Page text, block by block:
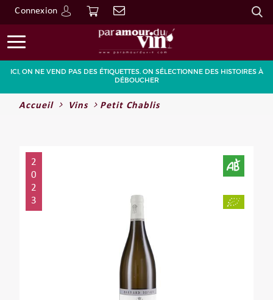
Connexion
Go
ICI, ON NE VEND PAS DES ÉTIQUETTES. ON SÉLECTIONNE DES HISTOIRES À
DÉBOUCHER
Accueil Vins Petit Chablis
2
0
2
3